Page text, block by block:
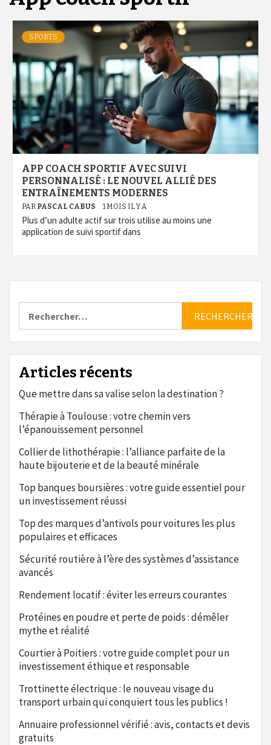
SPORTS
APP COACH SPORTIF AVEC SUIVI
PERSONNALISÉ : LE NOUVEL ALLIÉ DES
ENTRAÎNEMENTS MODERNES
PAR PASCAL CABUS 1 MOIS IL Y A
Plus d’un adulte actif sur trois utilise au moins une
application de suivi sportif dans
Articles récents
Que mettre dans sa valise selon la destination ?
Thérapie à Toulouse : votre chemin vers
l’épanouissement personnel
Collier de lithothérapie : l’alliance parfaite de la
haute bijouterie et de la beauté minérale
Top banques boursières : votre guide essentiel pour
un investissement réussi
Top des marques d’antivols pour voitures les plus
populaires et efficaces
Sécurité routière à l’ère des systèmes d’assistance
avancés
Rendement locatif : éviter les erreurs courantes
Protéines en poudre et perte de poids : démêler
mythe et réalité
Courtier à Poitiers : votre guide complet pour un
investissement éthique et responsable
Trottinette électrique : le nouveau visage du
transport urbain qui conquiert tous les publics !
Annuaire professionnel vérifié : avis, contacts et devis
gratuits